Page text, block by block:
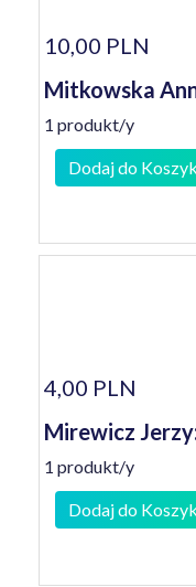
10,00 PLN
Mitkowska
1 produkt/y
Dodaj do
4,00 PLN
Mirewicz
1 produkt/y
Dodaj do